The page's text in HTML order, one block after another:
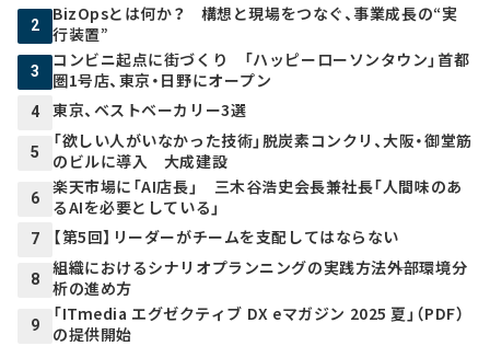
2
BizOpsとは何か？ 構想と現場をつなぐ、事業成長の“実
行装置”
3
コンビニ起点に街づくり 「ハッピーローソンタウン」首都
圏1号店、東京・日野にオープン
4 東京、ベストベーカリー3選
5
「欲しい人がいなかった技術」脱炭素コンクリ、大阪・御堂筋
のビルに導入 大成建設
6
楽天市場に「AI店長」 三木谷浩史会長兼社長「人間味のあ
るAIを必要としている」
7 【第5回】リーダーがチームを支配してはならない
8
組織におけるシナリオプランニングの実践方法――外部環境分
析の進め方
9
「ITmedia エグゼクティブ DX eマガジン 2025 夏」（PDF）
の提供開始